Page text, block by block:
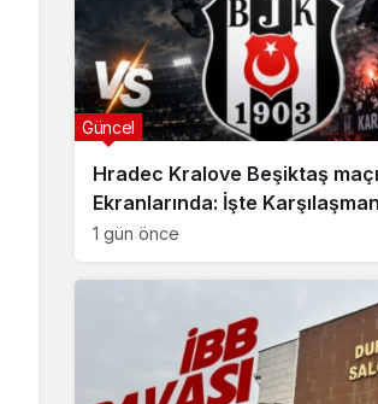
Hradec Kralove Beşiktaş
Ekranlarında: İşte
Detayları
1 gün önce
Güncel